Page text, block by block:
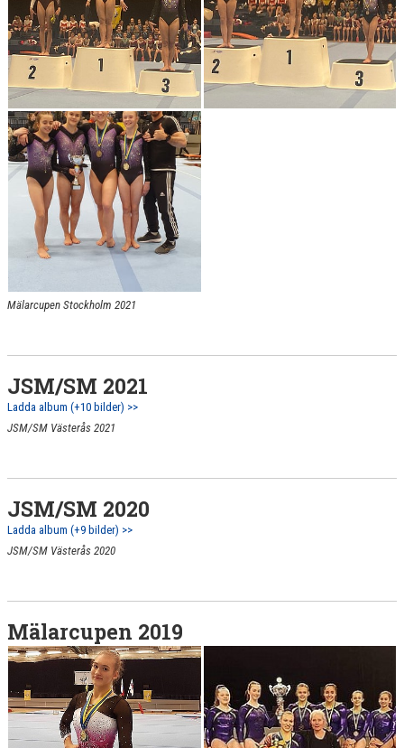
Mälarcupen Stockholm 2021
JSM/SM 2021
Ladda album (+10 bilder) >>
JSM/SM Västerås 2021
JSM/SM 2020
Ladda album (+9 bilder) >>
JSM/SM Västerås 2020
Mälarcupen 2019